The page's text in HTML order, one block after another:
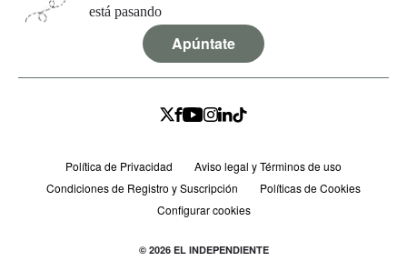
está pasando
Apúntate
Política de Privacidad
Aviso legal y Términos de uso
Condiciones de Registro y Suscripción
Políticas de Cookies
Configurar cookies
© 2026 EL INDEPENDIENTE